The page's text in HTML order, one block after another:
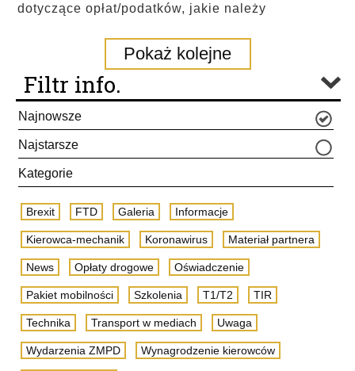
dotyczące opłat/podatków, jakie należy
Pokaż kolejne
Filtr info.
Najnowsze
Najstarsze
Kategorie
Brexit FTD Galeria Informacje
Kierowca-mechanik Koronawirus Materiał partnera
News Opłaty drogowe Oświadczenie
Pakiet mobilności Szkolenia T1/T2 TIR
Technika Transport w mediach Uwaga
Wydarzenia ZMPD Wynagrodzenie kierowców